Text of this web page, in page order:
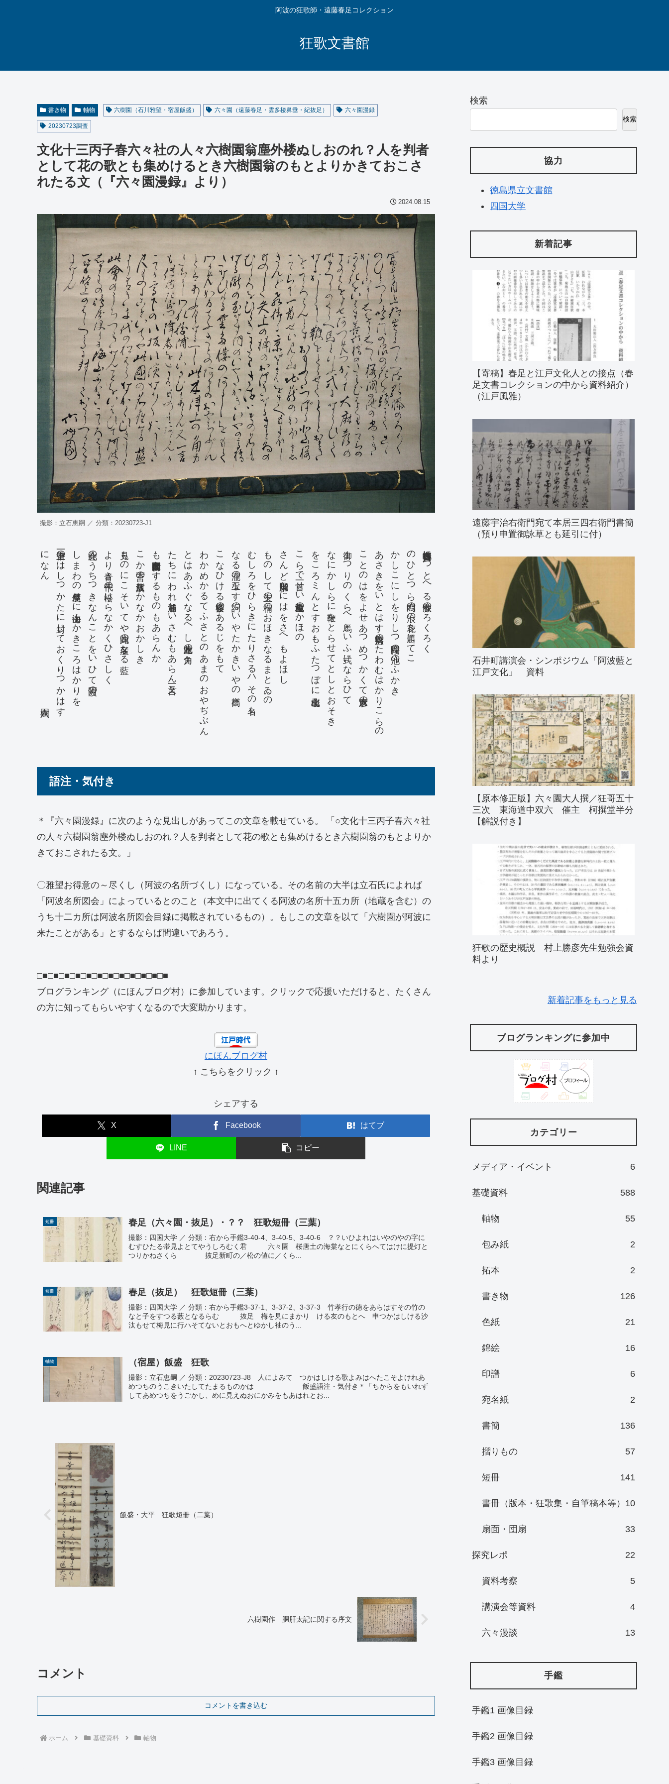
阿波の狂歌師・遠藤春足コレクション
狂歌文書館
書き物 軸物 六樹園（石川雅望・宿屋飯盛） 六々園（遠藤春足・雲多楼鼻垂・紀抜足） 六々園漫録
20230723調査
文化十三丙子春六々社の人々六樹園翁塵外楼ぬしおのれ？人を判者
として花の歌とも集めけるとき六樹園翁のもとよりかきておこさ
れたる文（『六々園漫録』より）
2024.08.15
撮影：立石恵嗣 ／ 分類：20230723-J1
富貴自在徳嶋につとへる歌膝のろくろく
のひとつら鳴門の浪の花を題にてこゝ
かしこにしをりしつゝ桜間の池のふかき
あさきをいとはす善六橋のたわむはかりこゝらの
ことのはをよせあつめつかくて大麻彦の
御まつりのくらへ馬といふ式にならひて
なにかしらに鞭をとらせてとしとおそき
をこゝろミんとすおもふたつぼに北山桜
こゝらで一首せい見山地蔵のかほの
さんど飛脚京なにはをさへもよほし
ものして矢上の楠のおほきなるまとゐの
むしろをひらきにたりさるハその名も
なる瀧の玉なす詞のいやたかきいやの高橋
こなひける雲多楼のあるじをもて
わかめかるてふさとのあまのおやぢぶん
とはあふぐなるへし此木津上の角力
たちにわれ勝浦といさむもあらん又一言
も伝内左衛門降参をするものもあらんか
こゝか言下の八坂八濱なかなかおかしき
見ものにこそいてや此国の名産なる藍
より青き千代の松はらなかくひさしく
此会のうちつゝきなんことをいひて阿波の
しまわの島屋便りに海山ふかきこゝろはかりを
一筆啓上のはしつかたに封じておくりつかはす
になん 六樹園
語注・気付き
＊『六々園漫録』に次のような見出しがあってこの文章を載せている。 「○文化十三丙子春六々社
の人々六樹園翁塵外楼ぬしおのれ？人を判者として花の歌とも集めけるとき六樹園翁のもとよりか
きておこされたる文。」
〇雅望お得意の～尽くし（阿波の名所づくし）になっている。その名前の大半は立石氏によれば
「阿波名所図会」によっているとのこと（本文中に出てくる阿波の名所十五カ所（地蔵を含む）の
うち十二カ所は阿波名所図会目録に掲載されているもの）。もしこの文章を以て「六樹園が阿波に
来たことがある」とするならば間違いであろう。
□■□■□■□■□■□■□■□■□■□■□■□■
ブログランキング（にほんブログ村）に参加しています。クリックで応援いただけると、たくさん
の方に知ってもらいやすくなるので大変助かります。
にほんブログ村
↑ こちらをクリック ↑
シェアする
X Facebook はてブ
LINE コピー
関連記事
短冊 春足（六々園・抜足）・？？ 狂歌短冊（三葉）
撮影：四国大学 ／ 分類：右から手鑑3-40-4、3-40-5、3-40-6 ？？いひよれはいやのやの字に
むすひたる帯見よとてやうしろむく君 六々園 桜唐土の海棠なとにくらへてはけに提灯と
つりかねさくら 抜足新町の／松の値に／くら...
短冊 春足（抜足） 狂歌短冊（三葉）
撮影：四国大学 ／ 分類：右から手鑑3-37-1、3-37-2、3-37-3 竹孝行の徳をあらはすその竹の
なと子をすつる藪となるらむ 抜足 梅を見にまかり ける友のもとへ 申つかはしける沙
汰もせて梅見に行ハそてないとおもへとゆかし袖のう...
軸物 （宿屋）飯盛 狂歌
撮影：立石恵嗣 ／ 分類：20230723-J8 人によみて つかはしける歌よみはへたこそよけれあ
めつちのうこきいたしてたまるものかは 飯盛語注・気付き＊「ちからをもいれず
してあめつちをうごかし、めに見えぬおにかみをもあはれとお...
飯盛・大平 狂歌短冊（二葉）
六樹園作 胴肝太記に関する序文
コメント
コメントを書き込む
ホーム 基礎資料 軸物
検索
検索
協力
徳島県立文書館
四国大学
新着記事
【寄稿】春足と江戸文化人との接点（春
足文書コレクションの中から資料紹介）
（江戸風雅）
遠藤宇治右衛門宛て本居三四右衛門書簡
（預り申置御詠草とも延引に付）
石井町講演会・シンポジウム「阿波藍と
江戸文化」 資料
【原本修正版】六々園大人撰／狂哥五十
三次 東海道中双六 催主 柯撰堂半分
【解説付き】
狂歌の歴史概説 村上勝彦先生勉強会資
料より
新着記事をもっと見る
ブログランキングに参加中
カテゴリー
メディア・イベント 6
基礎資料 588
軸物 55
包み紙 2
拓本 2
書き物 126
色紙 21
錦絵 16
印譜 6
宛名紙 2
書簡 136
摺りもの 57
短冊 141
書冊（版本・狂歌集・自筆稿本等） 10
扇面・団扇 33
探究レポ 22
資料考察 5
講演会等資料 4
六々漫談 13
手鑑
手鑑1 画像目録
手鑑2 画像目録
手鑑3 画像目録